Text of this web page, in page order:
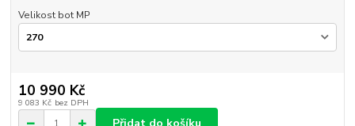
Velikost bot MP
10 990 Kč
9 083 Kč bez DPH